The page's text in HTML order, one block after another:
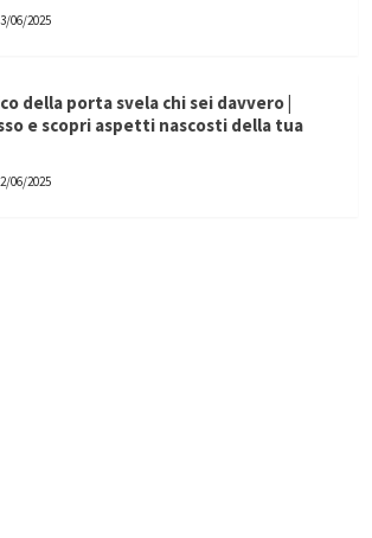
06/2025
della porta svela chi sei davvero |
e scopri aspetti nascosti della tua
06/2025